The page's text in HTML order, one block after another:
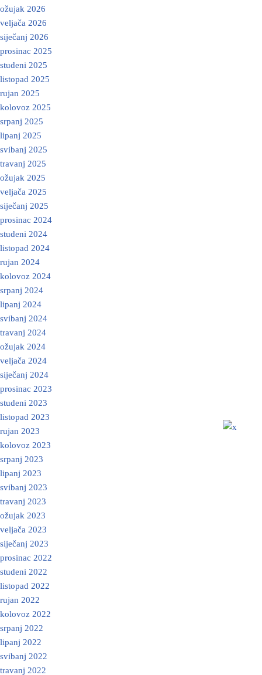
ožujak 2026
veljača 2026
siječanj 2026
prosinac 2025
studeni 2025
listopad 2025
rujan 2025
kolovoz 2025
srpanj 2025
lipanj 2025
svibanj 2025
travanj 2025
ožujak 2025
veljača 2025
siječanj 2025
prosinac 2024
studeni 2024
listopad 2024
rujan 2024
kolovoz 2024
srpanj 2024
lipanj 2024
svibanj 2024
travanj 2024
ožujak 2024
veljača 2024
siječanj 2024
prosinac 2023
studeni 2023
listopad 2023
rujan 2023
kolovoz 2023
srpanj 2023
lipanj 2023
svibanj 2023
travanj 2023
ožujak 2023
veljača 2023
siječanj 2023
prosinac 2022
studeni 2022
listopad 2022
rujan 2022
kolovoz 2022
srpanj 2022
lipanj 2022
svibanj 2022
travanj 2022